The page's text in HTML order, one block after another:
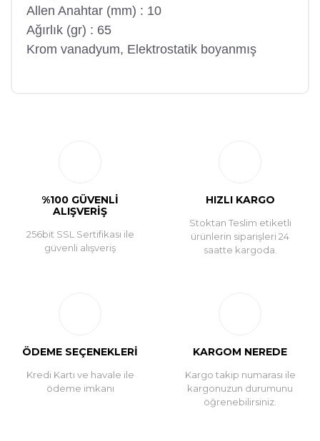
Allen Anahtar (mm) : 10
Ağırlık (gr) : 65
Krom vanadyum, Elektrostatik boyanmış
%100 GÜVENLİ
ALIŞVERİŞ
256bit SSL Sertifikası ile
güvenli alışveriş
HIZLI KARGO
Stoktan Teslim etiketli
ürünlerin siparişleri 24
saatte kargoda.
ÖDEME SEÇENEKLERİ
Kredi Kartı ve havale ile
ödeme imkanı
KARGOM NEREDE
Kargo takip numarası ile
kargonuzun durumunu
öğrenebilirsiniz.